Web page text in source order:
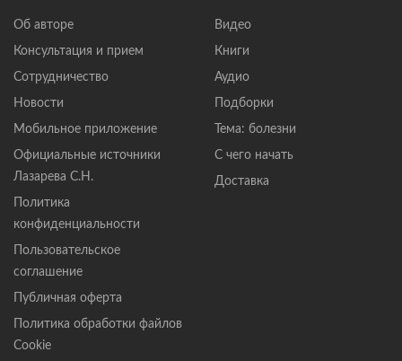
Об авторе
Консультация и прием
Сотрудничество
Новости
Мобильное приложение
Официальные источники
Лазарева С.Н.
Политика
конфиденциальности
Пользовательское
соглашение
Публичная оферта
Политика обработки файлов
Cookie
Видео
Книги
Аудио
Подборки
Тема: болезни
С чего начать
Доставка